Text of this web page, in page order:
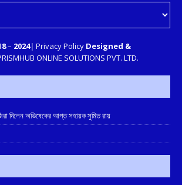
– 2024| Privacy Policy Designed &
ONLINE SOLUTIONS PVT. LTD.
দিলেন অভিষেকের আপ্ত সহায়ক সুমিত রায়